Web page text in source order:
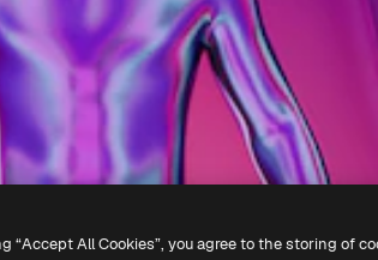
“Accept All Cookies”, you agree to the storing of